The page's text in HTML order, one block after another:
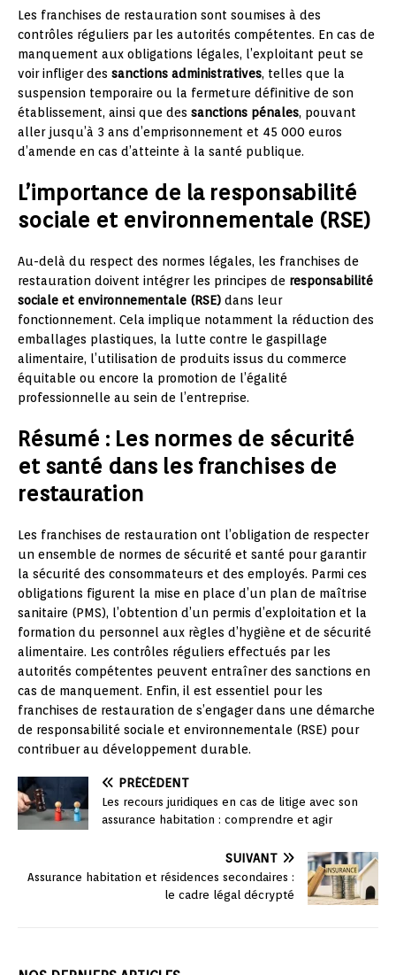
Les franchises de restauration sont soumises à des
contrôles réguliers par les autorités compétentes. En cas de
manquement aux obligations légales, l’exploitant peut se
voir infliger des sanctions administratives, telles que la
suspension temporaire ou la fermeture définitive de son
établissement, ainsi que des sanctions pénales, pouvant
aller jusqu’à 3 ans d’emprisonnement et 45 000 euros
d’amende en cas d’atteinte à la santé publique.
L’importance de la responsabilité
sociale et environnementale (RSE)
Au-delà du respect des normes légales, les franchises de
restauration doivent intégrer les principes de responsabilité
sociale et environnementale (RSE) dans leur
fonctionnement. Cela implique notamment la réduction des
emballages plastiques, la lutte contre le gaspillage
alimentaire, l’utilisation de produits issus du commerce
équitable ou encore la promotion de l’égalité
professionnelle au sein de l’entreprise.
Résumé : Les normes de sécurité
et santé dans les franchises de
restauration
Les franchises de restauration ont l’obligation de respecter
un ensemble de normes de sécurité et santé pour garantir
la sécurité des consommateurs et des employés. Parmi ces
obligations figurent la mise en place d’un plan de maîtrise
sanitaire (PMS), l’obtention d’un permis d’exploitation et la
formation du personnel aux règles d’hygiène et de sécurité
alimentaire. Les contrôles réguliers effectués par les
autorités compétentes peuvent entraîner des sanctions en
cas de manquement. Enfin, il est essentiel pour les
franchises de restauration de s’engager dans une démarche
de responsabilité sociale et environnementale (RSE) pour
contribuer au développement durable.
PRÉCÉDENT
Les recours juridiques en cas de litige avec son
assurance habitation : comprendre et agir
SUIVANT
Assurance habitation et résidences secondaires :
le cadre légal décrypté